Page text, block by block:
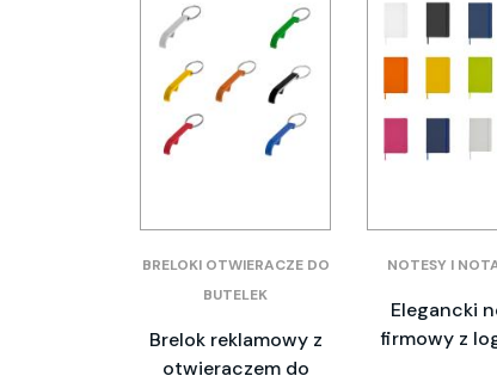
BRELOKI OTWIERACZE DO
BUTELEK
Brelok reklamowy z
otwieraczem do
NOTESY I
Elegancki
firmowy z